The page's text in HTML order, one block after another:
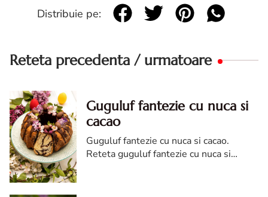
Distribuie pe:
Reteta precedenta / urmatoare
Guguluf fantezie cu nuca si
cacao
Guguluf fantezie cu nuca si cacao.
Reteta guguluf fantezie cu nuca si